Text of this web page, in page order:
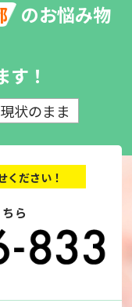
のお悩み物
！
現状のまま
ください！
ら